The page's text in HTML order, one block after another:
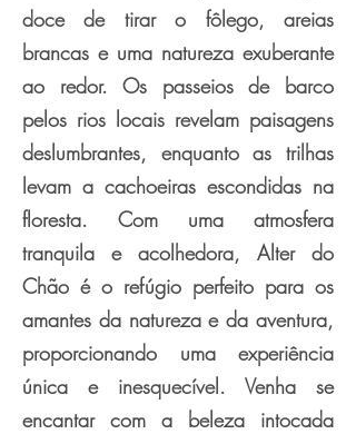
doce de tirar o fôlego, areias
brancas e uma natureza exuberante
ao redor. Os passeios de barco
pelos rios locais revelam paisagens
deslumbrantes, enquanto as trilhas
levam a cachoeiras escondidas na
floresta. Com uma atmosfera
tranquila e acolhedora, Alter do
Chão é o refúgio perfeito para os
amantes da natureza e da aventura,
proporcionando uma experiência
única e inesquecível. Venha se
encantar com a beleza intocada